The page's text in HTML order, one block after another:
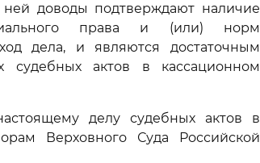
доводы подтверждают наличие
права и (или) норм
дела, и являются достаточным
судебных актов в кассационном
делу судебных актов в
Верховного Суда Российской